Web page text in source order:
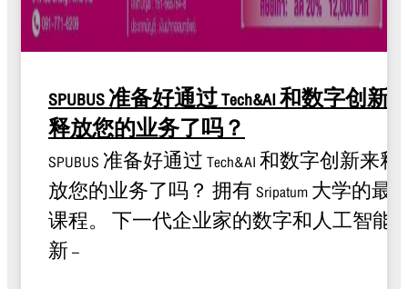
SPUBUS 准备好通过 Tech&AI 和数字创新
释放您的业务了吗？
SPUBUS 准备好通过 Tech&AI 和数字创新来释
放您的业务了吗？ 拥有 Sripatum 大学的最
课程。 下一代企业家的数字和人工智能
新 –